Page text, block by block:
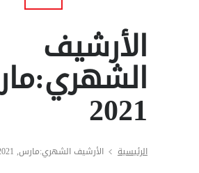
الأرشيف
2021
الرئيسية الأرشيف الشهري:مارس, 2021